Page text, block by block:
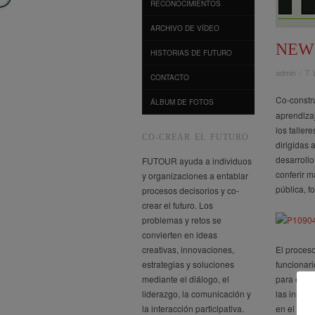
RECONOCIMIENTOS
ARCHIVO DE VÍDEO
HISTORIAS DE FUTURO
CONTACTO
ÁLBUM DE FOTOS
CO-CREAR EL FUTURO
FUTOUR ayuda a individuos
y organizaciones a entablar
procesos decisorios y co-
crear el futuro. Los
problemas y retos se
convierten en ideas
creativas, innovaciones,
estrategias y soluciones
mediante el diálogo, el
liderazgo, la comunicación y
la interacción participativa.
admin 7
Co-
los
dirigidas
conferir
pública,
El
para el
las
en el